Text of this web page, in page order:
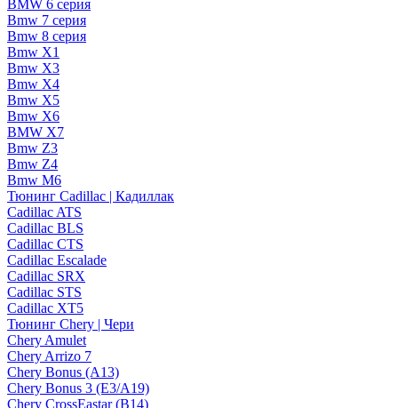
BMW 6 серия
Bmw 7 серия
Bmw 8 серия
Bmw X1
Bmw X3
Bmw X4
Bmw X5
Bmw X6
BMW X7
Bmw Z3
Bmw Z4
Bmw М6
Тюнинг Cadillac | Кадиллак
Cadillac ATS
Cadillac BLS
Cadillac CTS
Cadillac Escalade
Cadillac SRX
Cadillac STS
Cadillac XT5
Тюнинг Chery | Чери
Chery Amulet
Chery Arrizo 7
Chery Bonus (A13)
Chery Bonus 3 (E3/A19)
Chery CrossEastar (B14)